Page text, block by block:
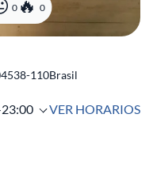
0 0
110Brasil
VER HORARIOS